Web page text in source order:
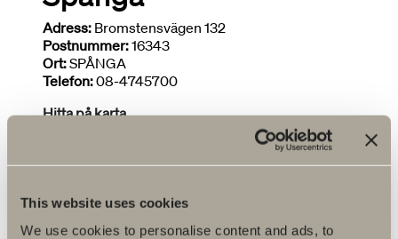
This website uses cookies
We use cookies to personalise content and ads, to
Adress: Bromstensvägen 132
Postnummer:16343
Ort:SPÅNGA
Telefon:08-4745700
Hitta på karta